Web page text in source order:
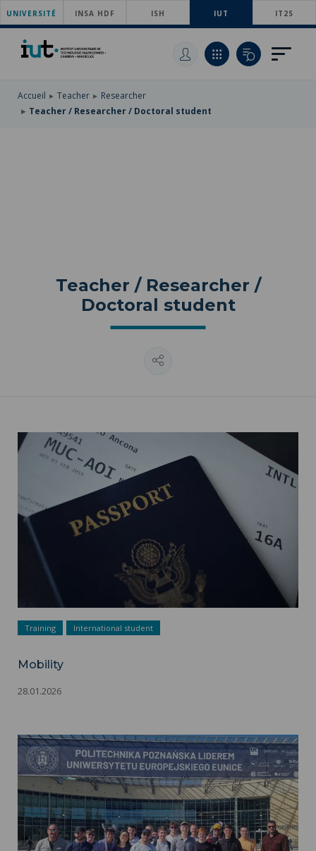
SKIP
TO
MAIN
NAVIGATION
SKIP
TO
MAIN
SKIP
UNIVERSITÉ INSA HDF ISH IUT IT2S
Accueil Teacher
Researcher
Teacher / Researcher / Doctoral student
Teacher / Researcher /
Doctoral student
Mobility ">
Training International student
Mobility
28.01.2026
actu Poznan-BUT GIM 2 - IUT